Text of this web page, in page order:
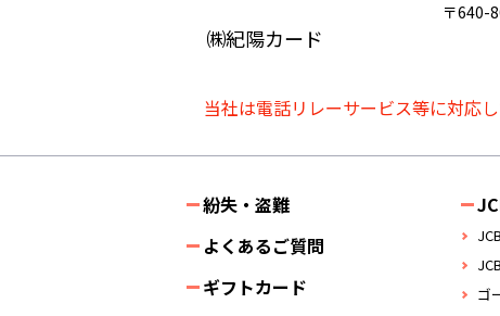
㈱紀陽カード
〒640-
当社は電話リレーサービス等に対応し
紛失・盗難
よくあるご質問
ギフトカード
ゴ